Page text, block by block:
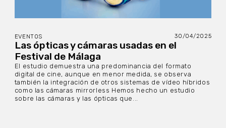
EVENTOS 30/04/2025
Las ópticas y cámaras usadas en el
Festival de Málaga
El estudio demuestra una predominancia del formato
digital de cine, aunque en menor medida, se observa
también la integración de otros sistemas de vídeo híbridos
como las cámaras mirrorless Hemos hecho un estudio
sobre las cámaras y las ópticas que...